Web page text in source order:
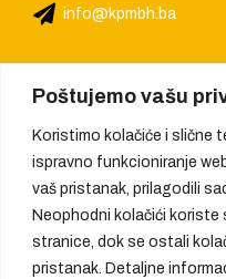
Poštujemo vašu
Koristimo kolačiće i slične
ispravno funkcioniranje
vaš pristanak, prilagodili
Neophodni kolačići koriste
stranice, dok se ostali
pristanak. Detaljne
info@kpmbh.ba